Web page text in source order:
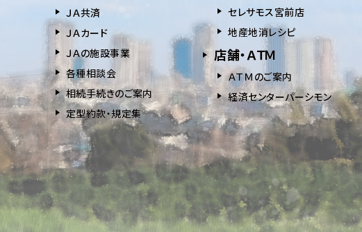
ＪＡ共済
ＪＡカード
ＪＡの施設事業
各種相談会
相続⼿続きのご案内
定型約款・規定集
セレサモス宮前店
地産地消レシピ
店舗・ＡＴＭ
ＡＴＭのご案内
経済センターパーシモン